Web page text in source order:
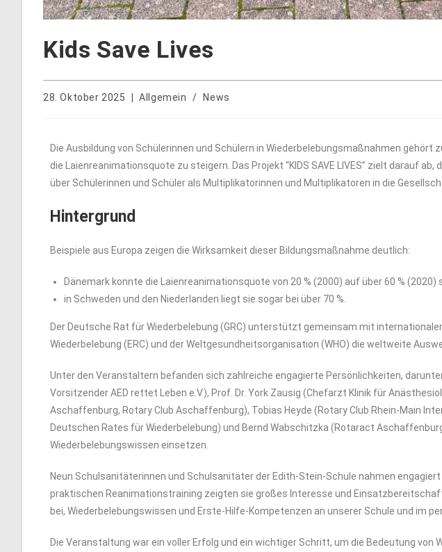
Kids Save Lives
28. Oktober 2025 Allgemein / News
Die Ausbildung von Schülerinnen und Schülern in Wiederbelebungsmaßnahmen
die Laienreanimationsquote zu steigern. Das Projekt “KIDS SAVE LIVES” zielt darauf
über Schülerinnen und Schüler als Multiplikatorinnen und Multiplikatoren in die
Hintergrund
Beispiele aus Europa zeigen die Wirksamkeit dieser Bildungsmaßnahme deutlich:
Dänemark konnte die Laienreanimationsquote von 20 % (2000) auf über 60 % (2020)
in Schweden und den Niederlanden liegt sie sogar bei über 70 %.
Der Deutsche Rat für Wiederbelebung (GRC) unterstützt gemeinsam mit
Wiederbelebung (ERC) und der Weltgesundheitsorganisation (WHO) die weltweite
Unter den Veranstaltern befanden sich zahlreiche engagierte Persönlichkeiten,
Vorsitzender AED rettet Leben e.V.), Prof. Dr. York Zausig (Chefarzt Klinik für
Aschaffenburg, Rotary Club Aschaffenburg), Tobias Heyde (Rotary Club Rhein-Main
Deutschen Rates für Wiederbelebung) und Bernd Wabschitzka (Rotaract
Wiederbelebungswissen einsetzen.
Neun Schulsanitäterinnen und Schulsanitäter der Edith-Stein-Schule nahmen
praktischen Reanimationstraining zeigten sie großes Interesse und
bei, Wiederbelebungswissen und Erste-Hilfe-Kompetenzen an unserer Schule und im
Die Veranstaltung war ein voller Erfolg und ein wichtiger Schritt, um die Bedeutung